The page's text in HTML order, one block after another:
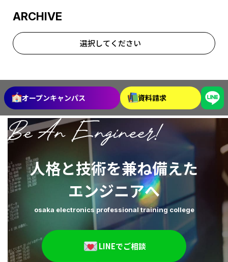
ARCHIVE
選択してください
2026年3月 2026年2月
2026年1月 2025年12月
2025年11月 2025年10月
2025年9月 2025年8月
オープンキャンパス 資料請求
人格と技術を兼ね備えた
エンジニアへ
osaka electronics professional training college
LINEでご相談